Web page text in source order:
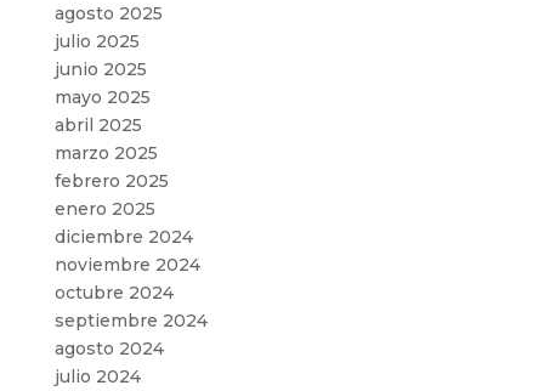
agosto 2025
julio 2025
junio 2025
mayo 2025
abril 2025
marzo 2025
febrero 2025
enero 2025
diciembre 2024
noviembre 2024
octubre 2024
septiembre 2024
agosto 2024
julio 2024